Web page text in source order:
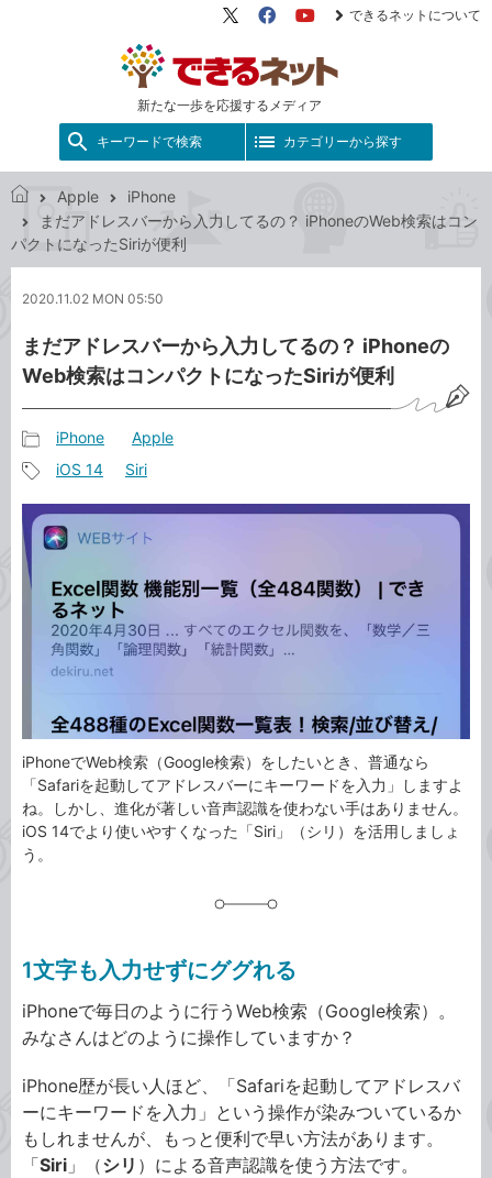
新たな一歩を応援するメディア
X（旧
FacebookYouTube
できるネットについて
キーワードで検索 カテゴリーから探す
で
き
ッ
Apple
iPhone
まだアドレスバーから入力してるの？ iPhoneのWeb検索はコン
パクトになったSiriが便利
2020.11.02 MON 05:50
まだアドレスバーから入力してるの？ iPhoneの
Web検索はコンパクトになったSiriが便利
事
カ
テ
リ
iPhone Apple
事
タ
iOS 14 Siri
iPhoneでWeb検索（Google検索）をしたいとき、普通なら
「Safariを起動してアドレスバーにキーワードを入力」しますよ
ね。しかし、進化が著しい音声認識を使わない手はありません。
iOS 14でより使いやすくなった「Siri」（シリ）を活用しましょ
う。
1文字も入力せずにググれる
iPhoneで毎日のように行うWeb検索（Google検索）。
みなさんはどのように操作していますか？
iPhone歴が長い人ほど、「Safariを起動してアドレスバ
ーにキーワードを入力」という操作が染みついているか
もしれませんが、もっと便利で早い方法があります。
「Siri 」（シリ ）による音声認識を使う方法です。